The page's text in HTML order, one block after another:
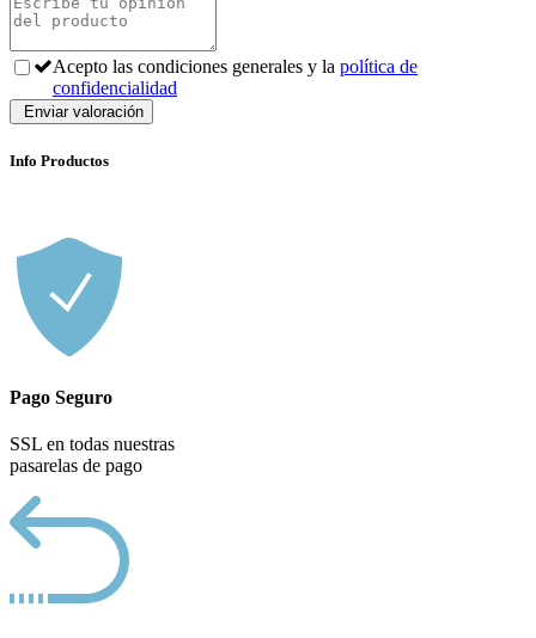
Acepto las condiciones generales y la política de
confidencialidad
Info Productos
Pago Seguro
SSL en todas nuestras
pasarelas de pago